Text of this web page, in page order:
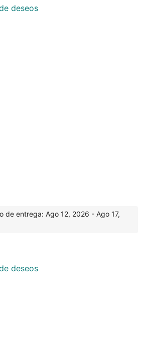
deseos
de entrega: Ago 12, 2026 - Ago 17,
deseos